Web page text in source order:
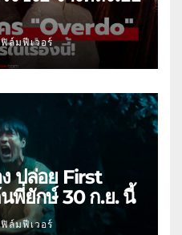
ฟิล์มฟีเวอร์
ปล่อย First
พี่ยักษ์ 30 ก.ย. นี้
ฟิล์มฟีเวอร์